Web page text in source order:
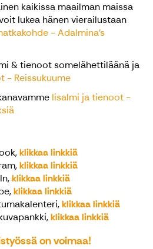
kaikissa maailman maissa
lukea hänen vierailustaan
- Adalmina's
& tienoot somelähettiläänä ja
- Reissukuume
Iisalmi ja tienoot -
klikkaa linkkiä
klikkaa linkkiä
klikkaa linkkiä
klikkaa linkkiä
klikkaa linkkiä
klikkaa linkkiä
on voimaa!